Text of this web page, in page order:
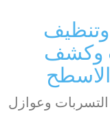
وكشف
وعوازل